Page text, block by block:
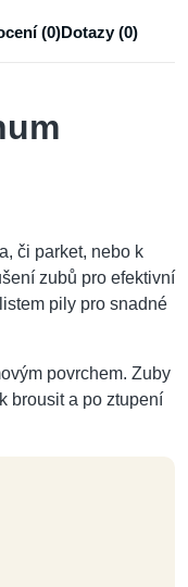
(0)Dotazy (0)
či parket, nebo k
zubů pro efektivní
pily pro snadné
povrchem. Zuby
brousit a po ztupení